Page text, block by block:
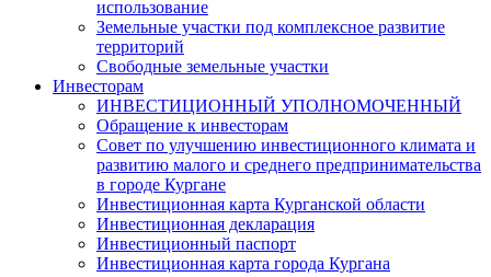
использование
Земельные участки под комплексное развитие
территорий
Свободные земельные участки
Инвесторам
ИНВЕСТИЦИОННЫЙ УПОЛНОМОЧЕННЫЙ
Обращение к инвесторам
Совет по улучшению инвестиционного климата и
развитию малого и среднего предпринимательства
в городе Кургане
Инвестиционная карта Курганской области
Инвестиционная декларация
Инвестиционный паспорт
Инвестиционная карта города Кургана